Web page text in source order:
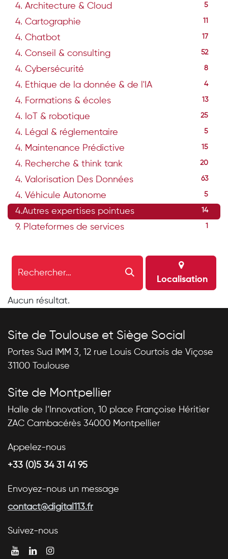
4. Architecture & Cloud 5
4. Cartographie
4. Chatbot 17
4. Conseil & consulting 52
4. Cybersécurité 8
4. Ethique de la donnée & de l'IA 4
4. Formations & écoles 13
4. IoT & robotique 25
4. Légal & réglementaire 5
4. Maintenance Prédictive 15
4. Recherche & think tank 20
4. Valorisation Des Données 63
4. Véhicule Autonome 5
4.Autres expertises pointues 14
9. Plateformes de services
Localisation
Aucun résultat.
Site de Toulouse et Siège Social
Portes Sud IMM 3, 12 rue Louis Courtois de Viçose
31100 Toulouse
Site de Montpellier
Halle de l’Innovation, 10 place Françoise Héritier
ZAC Cambacérès 34000 Montpellier
Appelez-nous
+33 (0)5 34 31 41 95
Envoyez-nous un message
contact@digital113.fr
Suivez-nous